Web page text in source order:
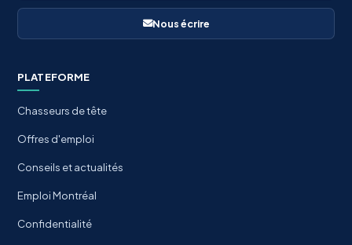
Nous écrire
PLATEFORME
Chasseurs de tête
Offres d'emploi
Conseils et actualités
Emploi Montréal
Confidentialité